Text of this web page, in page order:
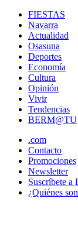
FIESTAS
Navarra
Actualidad
Osasuna
Deportes
Economía
Cultura
Opinión
Vivir
Tendencias
BERM@TU
.com
Contacto
Promociones
Newsletter
Suscríbete a
¿Quiénes